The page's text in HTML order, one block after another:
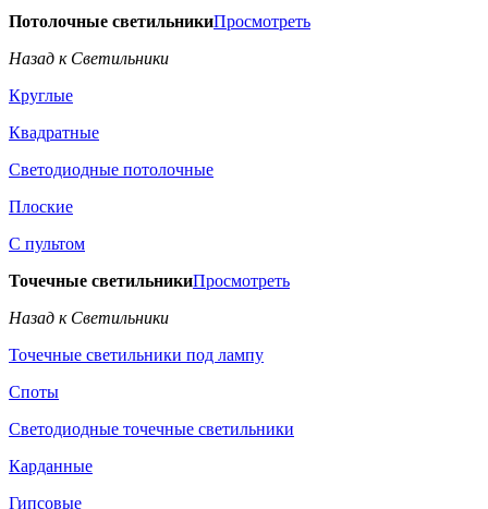
Потолочные светильникиПросмотреть
Назад к Светильники
Круглые
Квадратные
Светодиодные потолочные
Плоские
С пультом
Точечные светильникиПросмотреть
Назад к Светильники
Точечные светильники под лампу
Споты
Светодиодные точечные светильники
Карданные
Гипсовые